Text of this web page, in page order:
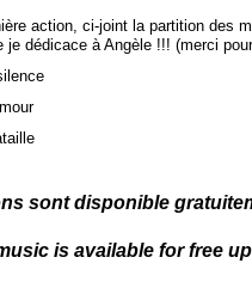
action, ci-joint la partition des
je dédicace à Angèle !!! (merci
sont disponible
is available for free